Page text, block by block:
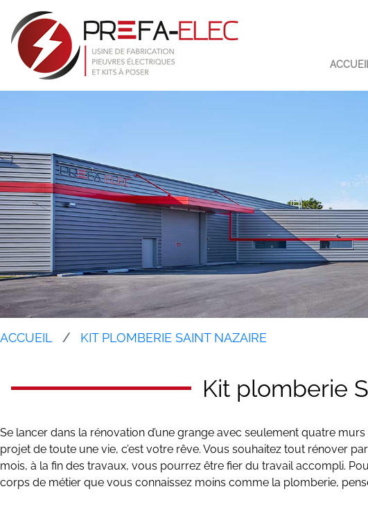
ACCUEIL KIT PLOMBERIE SAINT NAZAIRE
Kit plomberie
Se lancer dans la rénovation d’une grange avec seulement quatre
projet de toute une vie, c’est votre rêve. Vous souhaitez tout rénover
mois, à la fin des travaux, vous pourrez être fier du travail accompli.
corps de métier que vous connaissez moins comme la plomberie,